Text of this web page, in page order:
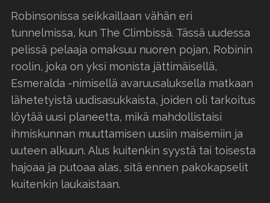
Robinsonissa seikkaillaan vähän eri
tunnelmissa, kun The Climbissä. Tässä uudessa
pelissä pelaaja omaksuu nuoren pojan, Robinin
roolin, joka on yksi monista jättimäisellä,
Esmeralda -nimisellä avaruusaluksella matkaan
lähetetyistä uudisasukkaista, joiden oli tarkoitus
löytää uusi planeetta, mikä mahdollistaisi
ihmiskunnan muuttamisen uusiin maisemiin ja
uuteen alkuun. Alus kuitenkin syystä tai toisesta
hajoaa ja putoaa alas, sitä ennen pakokapselit
kuitenkin laukaistaan.